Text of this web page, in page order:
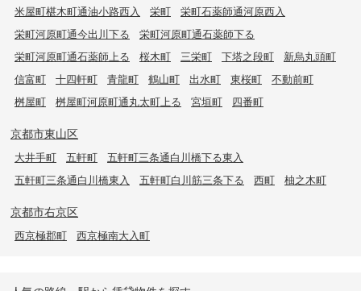
米屋町椹木町通油小路西入
栄町
栄町石薬師通河原西入
栄町河原町通今出川下る
栄町河原町通石薬師下る
栄町河原町通石薬師上る
桜木町 三栄町 下塔之段町
新烏丸頭町
信富町
十四軒町 青龍町 鶴山町 出水町 東桜町
不動前町
桝屋町
桝屋町河原町通丸太町上る 宮垣町 四番町
京都市東山区
大井手町 五軒町
五軒町三条通白川橋下る東入
五軒町三条通白川橋東入
五軒町白川筋三条下る 西町 柚之木町
京都市右京区
西京極郡町 西京極南大入町